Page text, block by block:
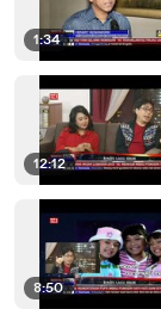
1:34
12:12
8:50